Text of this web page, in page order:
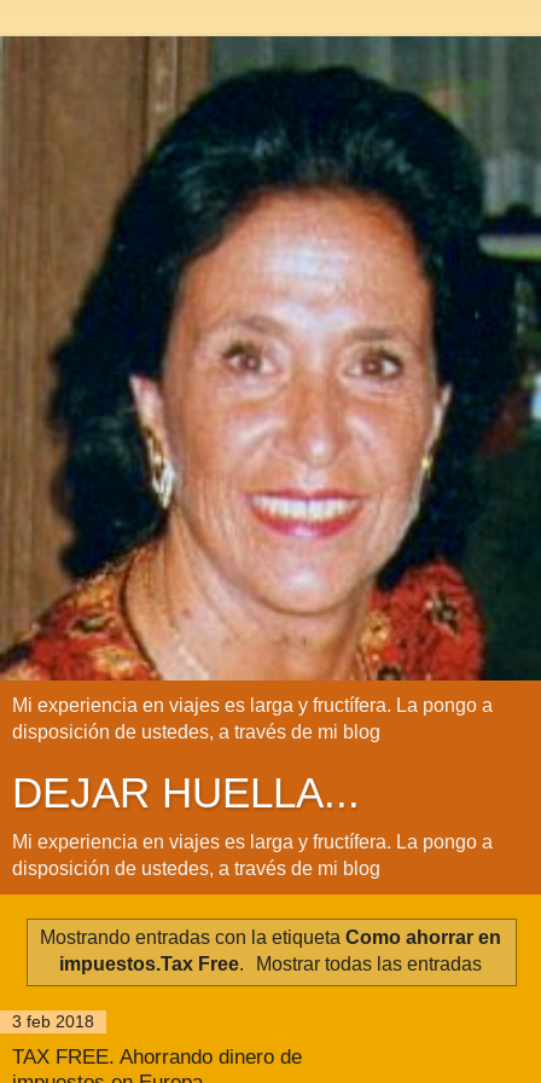
Mi experiencia en viajes es larga y fructífera. La pongo a
disposición de ustedes, a través de mi blog
DEJAR HUELLA...
Mi experiencia en viajes es larga y fructífera. La pongo a
disposición de ustedes, a través de mi blog
Mostrando entradas con la etiqueta Como ahorrar en
impuestos.Tax Free. Mostrar todas las entradas
3 feb 2018
TAX FREE. Ahorrando dinero de